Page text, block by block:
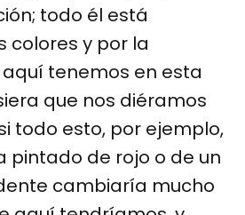
todo él está
colores y por la
tenemos en esta
que nos diéramos
todo esto, por ejemplo,
pintado de rojo o de un
cambiaría mucho